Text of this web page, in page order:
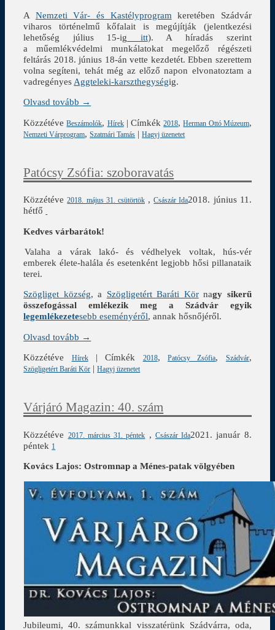
A Nemzeti Vár- és Kastélyprogram keretében Szádvár
viharos történelmű kőfalait is megújítják (jelentkezési
lehetőség július 15-ig itt). A híradás szerint
a műemlékvédelmi munkálatokat megelőző régészeti
feltárás 2018. június 18-án vette kezdetét. Ebben szerettem
volna segíteni, tehát még az előző napon elvonatoztam a
vadregényes Aggteleki-karszthegységig.
Olvasd tovább →
Közzétéve Beszámolók, Hírek|Címkék 2018,Herman Ottó Múzeum,
Nemzeti Várprogram,Szatmári Tamás |Hagyj üzenetet
Patócsy Zsófia: szoboravatás
Közzétéve2018. május 31. csütörtök ,Császár Ida2018. június 11.
hétfő
Kedves várbarátok!
Valaha a várak lakó- és védhelyek voltak, hús-vér
emberek élete-halála és esetenként legjobb hősi pillanataik
terei.
Szögliget község, a Szögligetért Baráti Körnagy sikerű
összefogással emlékezik meg a Szádvár egyik
legemlékezetesebb eseményéről, annak hősnőjéről.
Olvasd tovább →
Közzétéve
Hírek|Címkék 2018,Patócsy Zsófia, Szádvár,
Szögligetért Baráti Kör |Hagyj üzenetet
Várjáró Magazin: 40. szám
Közzétéve 2017. március 31. péntek , Császár Ida2021. január 8.
péntek 1
Kovács Lajos: Ostromnap a Ménes-patak völgyében
Jubileumi, 40. számunkkal visszatérünk Szádvárra, oda,